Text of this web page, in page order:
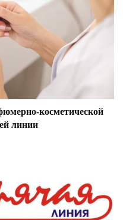
косметической
линии